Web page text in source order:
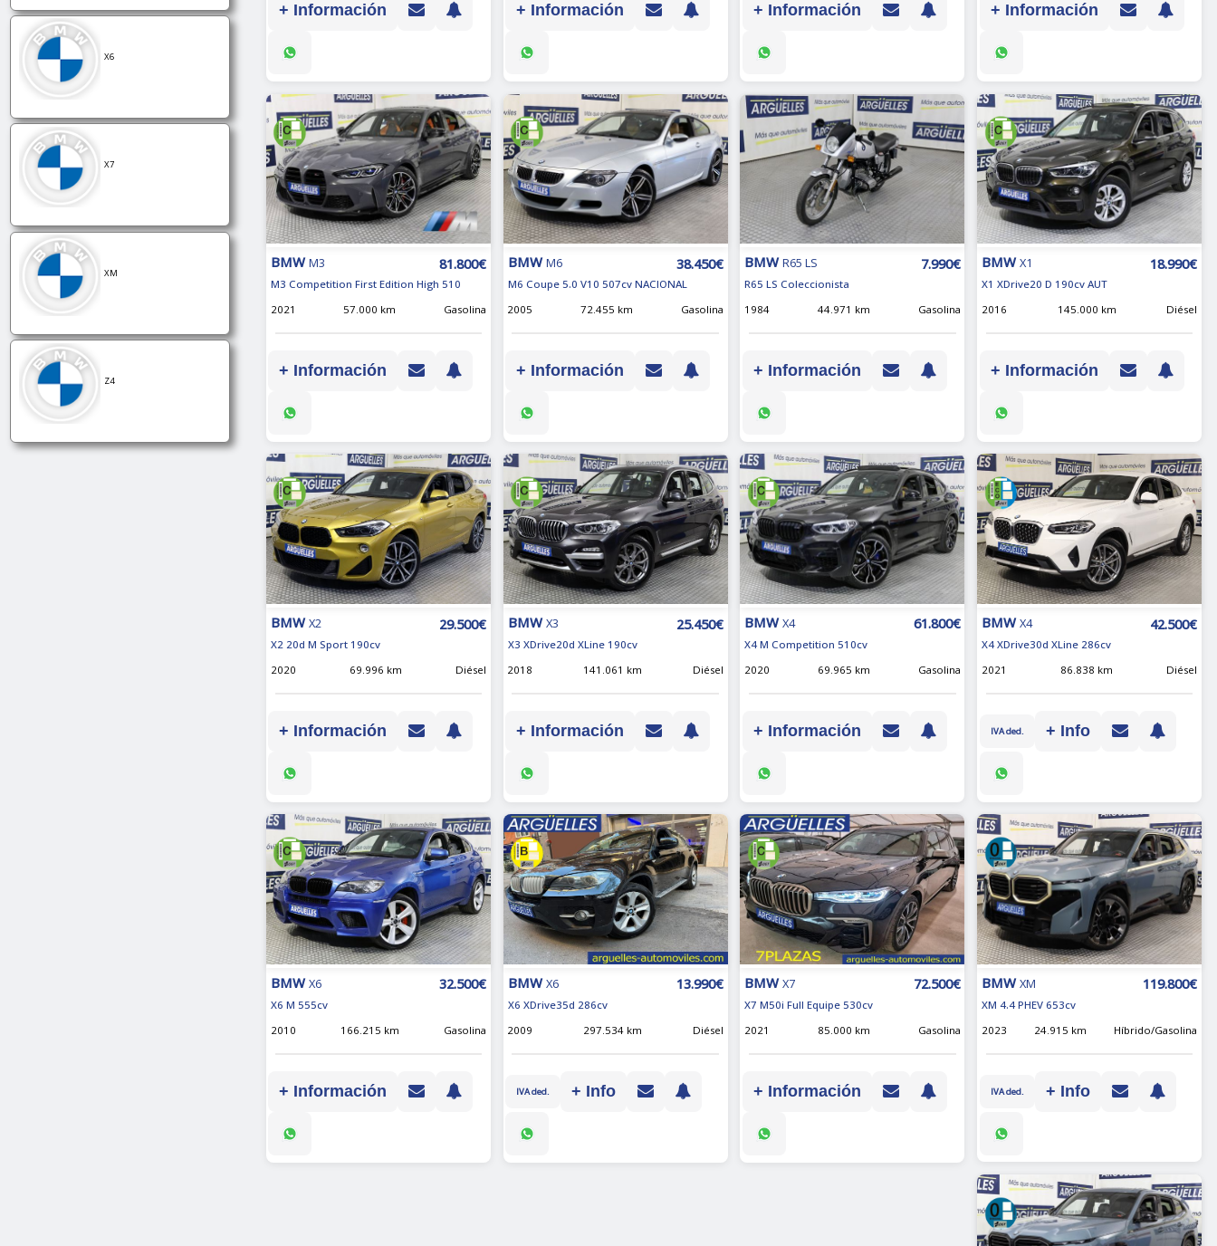
+ Información + Información + Información + Información
BMW M3 81.800€
M3 Competition First Edition High 510
2021
57.000 km Gasolina
+ Información
BMW M6 38.450€
M6 Coupe 5.0 V10 507cv NACIONAL
2005
72.455 km Gasolina
+ Información
BMW R65 LS 7.990€
R65 LS Coleccionista
1984
44.971 km Gasolina
+ Información
BMW X1 18.990€
X1 XDrive20 D 190cv AUT
2016
145.000 km Diésel
+ Información
BMW X2 29.500€
X2 20d M Sport 190cv
2020
69.996 km Diésel
+ Información
BMW X3 25.450€
X3 XDrive20d XLine 190cv
2018
141.061 km Diésel
+ Información
BMW X4 61.800€
X4 M Competition 510cv
2020
69.965 km Gasolina
+ Información
BMW X4 42.500€
X4 XDrive30d XLine 286cv
2021
86.838 km Diésel
IVA ded. + Info
BMW X6 32.500€
X6 M 555cv
2010
166.215 km Gasolina
+ Información
BMW X6 13.990€
X6 XDrive35d 286cv
2009
297.534 km Diésel
IVA ded. + Info
BMW X7 72.500€
X7 M50i Full Equipe 530cv
2021
85.000 km Gasolina
+ Información
BMW XM 119.800€
XM 4.4 PHEV 653cv
2023
24.915 km Híbrido/Gasolina
IVA ded. + Info
X6
X7
XM
Z4